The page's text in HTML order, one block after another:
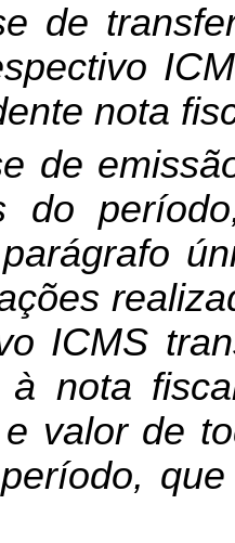
de
nota
de
do
ICMS
nota
valor de